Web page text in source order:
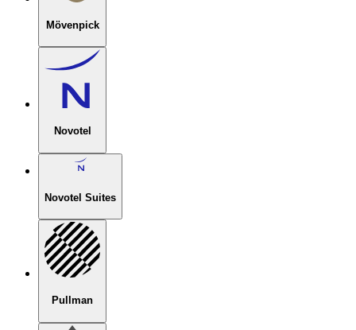
Mövenpick
Novotel
Novotel Suites
Pullman